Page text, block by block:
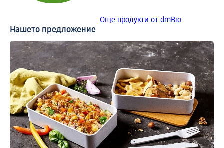
Още продукти от dmBio
Нашето предложение